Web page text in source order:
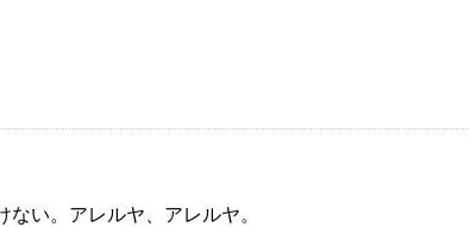
い。アレルヤ、アレルヤ。